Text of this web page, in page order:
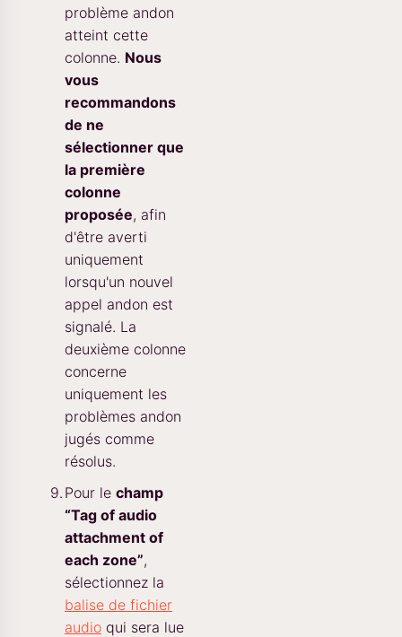
problème andon
atteint cette
colonne. Nous
vous
recommandons
de ne
sélectionner que
la première
colonne
proposée, afin
d'être averti
uniquement
lorsqu'un nouvel
appel andon est
signalé. La
deuxième colonne
concerne
uniquement les
problèmes andon
jugés comme
résolus.
Pour le champ
“Tag of audio
attachment of
each zone”,
sélectionnez la
balise de fichier
audio qui sera lue